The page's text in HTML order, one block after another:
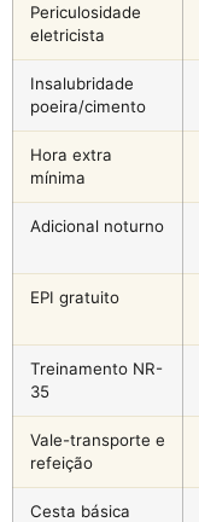
Periculosidade
eletricista
Insalubridade
poeira/cimento
Hora extra
mínima
Adicional noturno
EPI gratuito
Treinamento NR-
35
Vale-transporte e
refeição
Cesta básica